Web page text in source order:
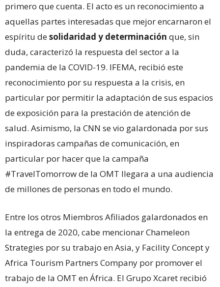
primero que cuenta. El acto es un reconocimiento a
aquellas partes interesadas que mejor encarnaron el
espíritu desolidaridad y determinación que, sin
duda, caracterizó la respuesta del sector a la
pandemia de la COVID-19. IFEMA, recibió este
reconocimiento por su respuesta a la crisis, en
particular por permitir la adaptación de sus espacios
de exposición para la prestación de atención de
salud. Asimismo, la CNN se vio galardonada por sus
inspiradoras campañas de comunicación, en
particular por hacer que la campaña
#TravelTomorrow de la OMT llegara a una audiencia
de millones de personas en todo el mundo.
Entre los otros Miembros Afiliados galardonados en
la entrega de 2020, cabe mencionar Chameleon
Strategies por su trabajo en Asia, y Facility Concept y
Africa Tourism Partners Company por promover el
trabajo de la OMT en África. El Grupo Xcaret recibió